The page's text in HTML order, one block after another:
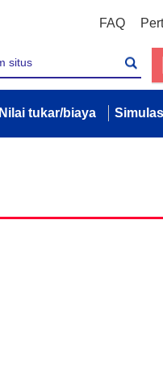
FAQ
Nilai tukar/biaya